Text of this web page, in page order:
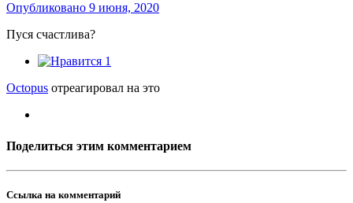
Опубликовано 9 июня, 2020
Пуся счастлива?
1
Octopus отреагировал на это
Поделиться этим комментарием
Ссылка на комментарий